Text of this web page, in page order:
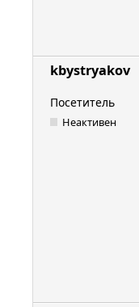
kbystryakov
Посетитель
Неактивен